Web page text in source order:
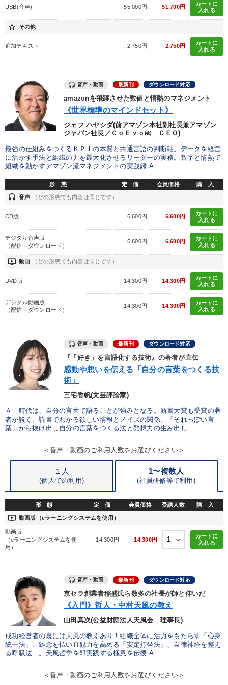
オーナー社長の「現場力の経営」＋現場の「儲ける力」をさらに
高める教材２選
2026年春季全国経営者セミナー収録講演ＣＤ・講演ＤＶＤ・デジ
目的別
後継者に聞かせたい 財務・数字力の向上
パフォーマンス向上 社員研修を行いたい
経営を改善したい 新事業・新商品づくり
キーワード
ベンチャー 運勢・先見 推薦
モノづくり
local_offer タグから探す refresh 更新する
すべての音声・動画（全2076タイトル）からお探しいただけます
タグ・キーワード
松下幸之助 中村天風 SNS活用 リーダーシップ
歴史に学ぶ スポーツ関係 AI
海外の成功事例 話し方 不動産 商品開発
プレゼン 通信販売
※「更新」を押すと「タグ・キーワード」を更新いただけます。
USB(音声) 55,000円 51,700円
カートに
入れる
star_border その他
追加テキスト 2,750円 2,750円
カートに
入れる
音声・動画 最新刊 ダウンロード対応
amazonを飛躍させた数値と情熱のマネジメント
《世界標準のマインドセット》
ジェフ ハヤシダ(前アマゾン本社副社長兼アマゾン
ジャパン社長／ＣｏＥｖｏ㈱ ＣＥＯ)
最強の仕組みをつくるＫＰＩの本質と共通言語の判断軸。データを経営
に活かす手法と組織の力を最大化させるリーダーの実務。数字と情熱で
組織を動かすアマゾン流マネジメントの実践録 A...
形 態 定 価 会員価格 購 入
headset 音声 （どの形態でも内容は同じです）
CD版 6,600円 6,600円
カートに
入れる
デジタル音声版
（配信＋ダウンロード）
6,600円 6,600円
カートに
入れる
ondemand_video 動画 （どの形態でも内容は同じです）
DVD版 14,300円 14,300円
カートに
入れる
デジタル動画版
（配信＋ダウンロード）
14,300円 14,300円
カートに
入れる
音声・動画 最新刊 ダウンロード対応
『「好き」を言語化する技術』の著者が直伝
感動や想いを伝える「自分の言葉をつくる技
術」
三宅香帆(文芸評論家)
ＡＩ時代は、自分の言葉で語ることが強みとなる。新書大賞も受賞の著
者が説く、読書でわかる欲しい情報とノイズの関係。「それっぽい言
葉」から抜け出し自分の言葉をつくる法と発想力の生み出し...
＜音声・動画のご利用人数をお選びください＞
１人
(個人での利用)
1〜複数人
(社員研修等で利用)
形 態 定 価 会員価格 受講人数 購 入
ondemand_video 動画版（eラーニングシステムを使用）
動画版
（eラーニングシステムを使
用）
14,300円 14,300円
カートに
入れる
音声・動画 最新刊 ダウンロード対応
京セラ創業者稲盛氏ら数多の社長が師と仰いだ
《入門》哲人・中村天風の教え
山田真次(公益財団法人天風会 理事長)
成功経営者の裏には天風の教えあり！組織全体に活力をもたらす「心身
統一法」、雑念を払い直観力を高める「安定打坐法」、自律神経を整え
る呼吸法…。天風哲学を即実践する極意を伝授 A...
＜音声・動画のご利用人数をお選びください＞